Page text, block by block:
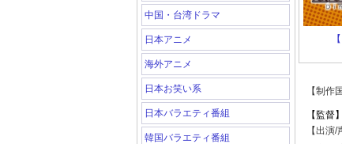
中国・台湾ドラマ
日本アニメ
海外アニメ
日本お笑い系
日本バラエティ番組
韓国バラエティ番組
【制作
【監督
【出演/